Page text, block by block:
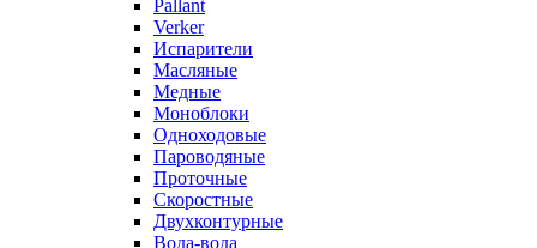
Pallant
Verker
Испарители
Масляные
Медные
Моноблоки
Одноходовые
Пароводяные
Проточные
Скоростные
Двухконтурные
Вода-вода